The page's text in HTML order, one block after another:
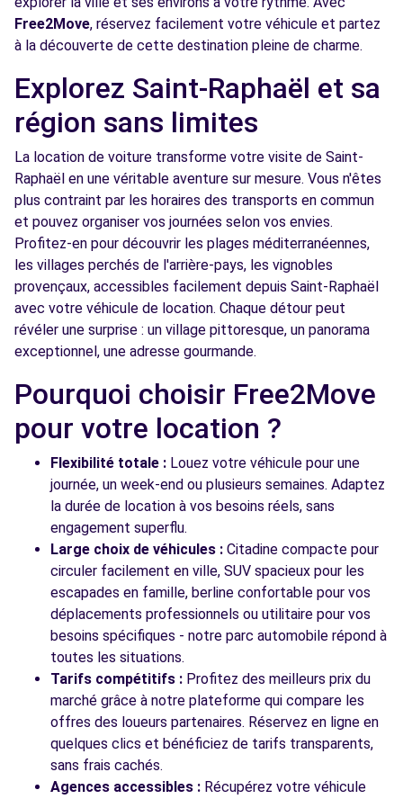
Free2Move, réservez facilement votre véhicule et partez
à la découverte de cette destination pleine de charme.
Explorez Saint-Raphaël et sa
région sans limites
La location de voiture transforme votre visite de Saint-
Raphaël en une véritable aventure sur mesure. Vous n'êtes
plus contraint par les horaires des transports en commun
et pouvez organiser vos journées selon vos envies.
Profitez-en pour découvrir les plages méditerranéennes,
les villages perchés de l'arrière-pays, les vignobles
provençaux, accessibles facilement depuis Saint-Raphaël
avec votre véhicule de location. Chaque détour peut
révéler une surprise : un village pittoresque, un panorama
exceptionnel, une adresse gourmande.
Pourquoi choisir Free2Move
pour votre location ?
Flexibilité totale : Louez votre véhicule pour une
journée, un week-end ou plusieurs semaines. Adaptez
la durée de location à vos besoins réels, sans
engagement superflu.
Large choix de véhicules : Citadine compacte pour
circuler facilement en ville, SUV spacieux pour les
escapades en famille, berline confortable pour vos
déplacements professionnels ou utilitaire pour vos
besoins spécifiques - notre parc automobile répond à
toutes les situations.
Tarifs compétitifs : Profitez des meilleurs prix du
marché grâce à notre plateforme qui compare les
offres des loueurs partenaires. Réservez en ligne en
quelques clics et bénéficiez de tarifs transparents,
sans frais cachés.
Agences accessibles : Récupérez votre véhicule